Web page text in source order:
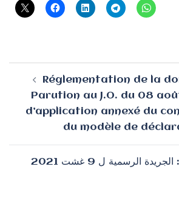
d’article
Réglementation de la
Parution au J.O. du 08
d’application annexé du
du modèle de
الرسمية ل 9 غشت 2021